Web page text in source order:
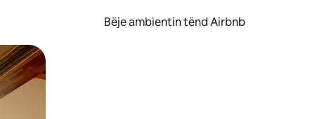
Bëje ambientin tënd Airbnb